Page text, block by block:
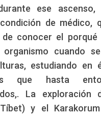
ese ascenso,
de médico,
de conocer el
organismo cuando
estudiando en
que hasta
La exploración
y el